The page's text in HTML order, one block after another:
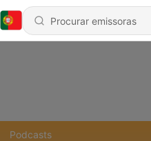
Podcasts